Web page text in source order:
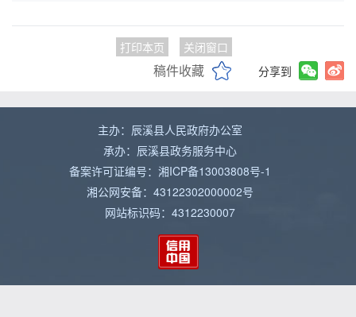
打印本页 关闭窗口
稿件收藏 分享到
主办：辰溪县人民政府办公室
承办：辰溪县政务服务中心
备案许可证编号：湘ICP备13003808号-1
湘公网安备：43122302000002号
网站标识码：4312230007